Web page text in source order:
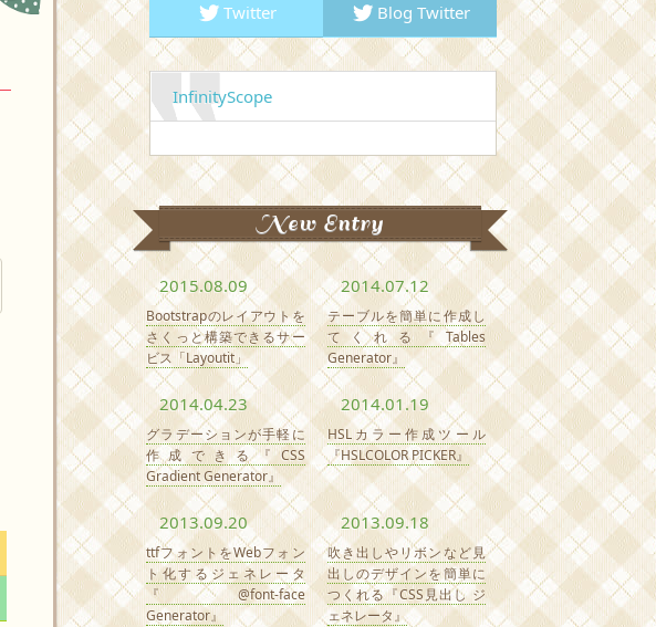
Twitter Blog Twitter
InfinityScope
New Entry
2015.08.09
Bootstrapのレイアウトを
さくっと構築できるサー
ビス「Layoutit」
2014.07.12
テーブルを簡単に作成し
てくれる『Tables
Generator』
2014.04.23
グラデーションが手軽に
作成できる『CSS
Gradient Generator』
2014.01.19
HSLカラー作成ツール
『HSLCOLOR PICKER』
2013.09.20
ttfフォントをWebフォン
ト化するジェネレータ
『@font-face
Generator』
2013.09.18
吹き出しやリボンなど見
出しのデザインを簡単に
つくれる『CSS見出し ジ
ェネレータ』